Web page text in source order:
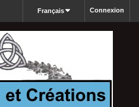
Connexion
Français